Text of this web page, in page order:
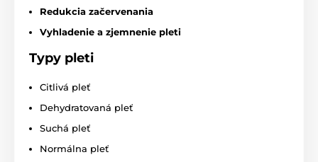
Redukcia začervenania
Vyhladenie a zjemnenie pleti
Typy pleti
Citlivá pleť
Dehydratovaná pleť
Suchá pleť
Normálna pleť